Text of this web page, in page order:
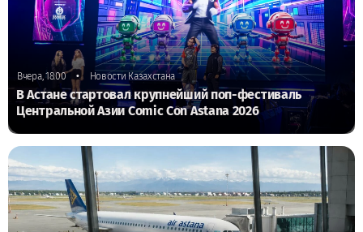
Вчера, 18:00 • Новости Казахстана
В Астане стартовал крупнейший поп-фестиваль
Центральной Азии Comic Con Astana 2026